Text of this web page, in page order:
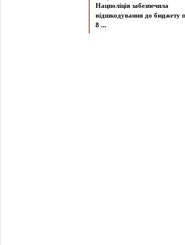
Нацполіція забезпечила
відшкодування до бюджету
8 ...